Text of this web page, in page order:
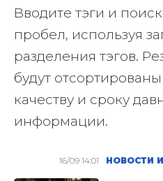
Вводите тэги и
пробел, используя
разделения тэгов.
будут
качеству и сроку
информации.
16/09 14:01 НОВОСТИ